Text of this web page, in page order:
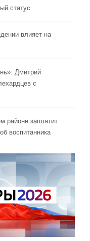
статус
влияет на
Дмитрий
с
районе заплатит
воспитанника